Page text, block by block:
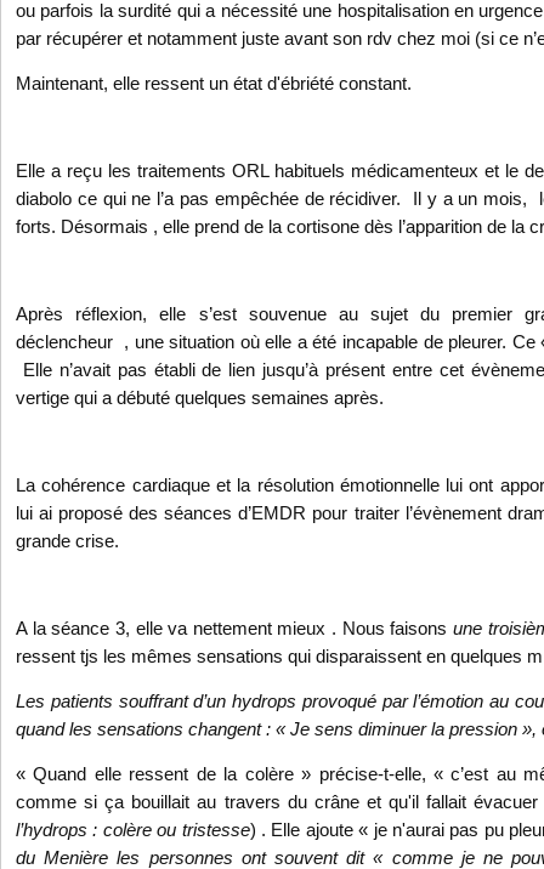
ou parfois la surdité qui a nécessité une hospitalisation en
par récupérer et notamment juste avant son rdv chez moi (si ce
Maintenant, elle ressent un état d'ébriété constant.
Elle a reçu les traitements ORL habituels médicamenteux et le
diabolo ce qui ne l’a pas empêchée de récidiver. Il y a un mois,
forts. Désormais , elle prend de la cortisone dès l’apparition de la
Après réflexion, elle s’est souvenue au sujet du premier
déclencheur , une situation où elle a été incapable de pleurer. Ce
Elle n’avait pas établi de lien jusqu’à présent entre cet
vertige qui a débuté quelques semaines après.
La cohérence cardiaque et la résolution émotionnelle lui ont
lui ai proposé des séances d’EMDR pour traiter l’évènement
grande crise.
A la séance 3, elle va nettement mieux . Nous faisons une
ressent tjs les mêmes sensations qui disparaissent en quelques
Les patients souffrant d’un hydrops provoqué par l’émotion au
quand les sensations changent : « Je sens diminuer la pression »,
« Quand elle ressent de la colère » précise-t-elle, « c’est au
comme si ça bouillait au travers du crâne et qu'il fallait
l’hydrops : colère ou tristesse) . Elle ajoute « je n'aurai pas pu
du Menière les personnes ont souvent dit « comme je ne